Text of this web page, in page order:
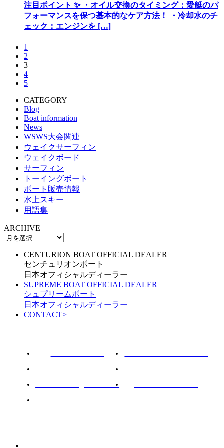
注目ポイント ✨ ・オイル交換のタイミング：愛艇のパ
フォーマンスを保つ基本的なケア方法！ ・冷却水のチ
ェック：エンジンを […]
1
2
3
4
5
CATEGORY
Blog
Boat information
News
WSWS大会関連
ウェイクサーフィン
ウェイクボード
サーフィン
トーイングボート
ボート販売情報
水上スキー
用語集
ARCHIVE
CENTURION BOAT OFFICIAL DEALER
センチュリオンボート
日本オフィシャルディーラー
SUPREME BOAT OFFICIAL DEALER
シュプリームボート
日本オフィシャルディーラー
CONTACT>
PCM marine engines JAPAN